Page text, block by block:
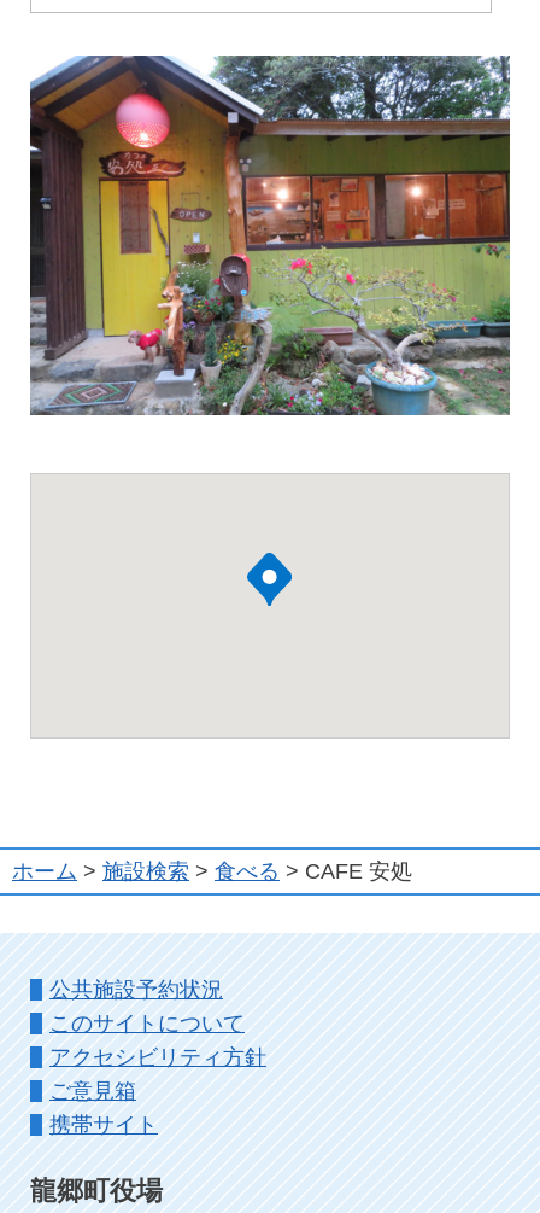
ホーム > 施設検索 > 食べる > CAFE 安処
公共施設予約状況
このサイトについて
アクセシビリティ方針
ご意見箱
携帯サイト
龍郷町役場